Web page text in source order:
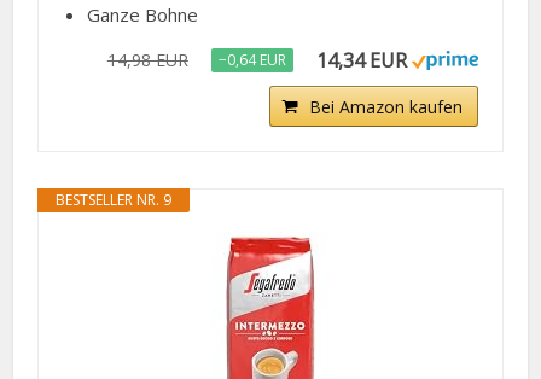
Ganze Bohne
14,98 EUR −0,64 EUR 14,34 EUR
Bei Amazon kaufen
BESTSELLER NR. 9